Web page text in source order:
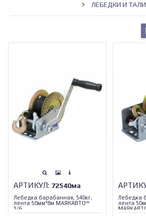
ЛЕБЕДКИ И ТАЛИ
АРТИКУЛ: 72540ма
Лебедка барабанная, 540кг,
лента 50мм*8м МАЯКАВТО™
1/6_
Лебедка
лента